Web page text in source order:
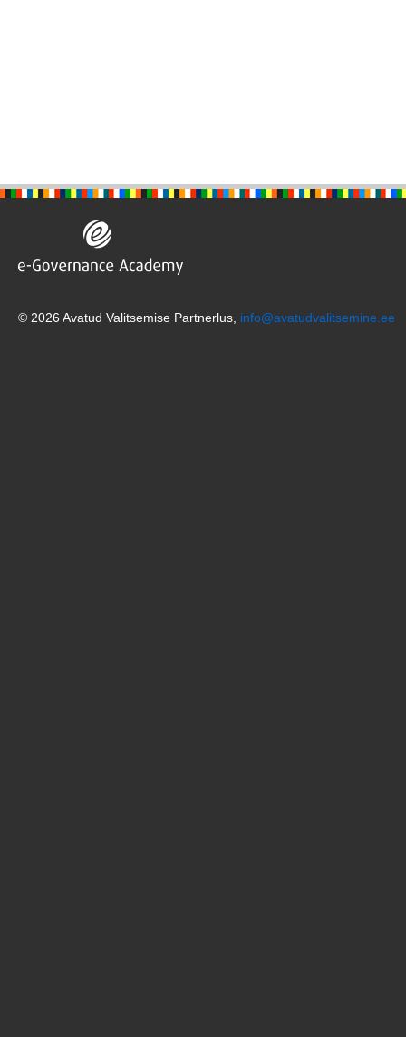
© 2026 Avatud Valitsemise Partnerlus, info@avatudvalitsemine.ee